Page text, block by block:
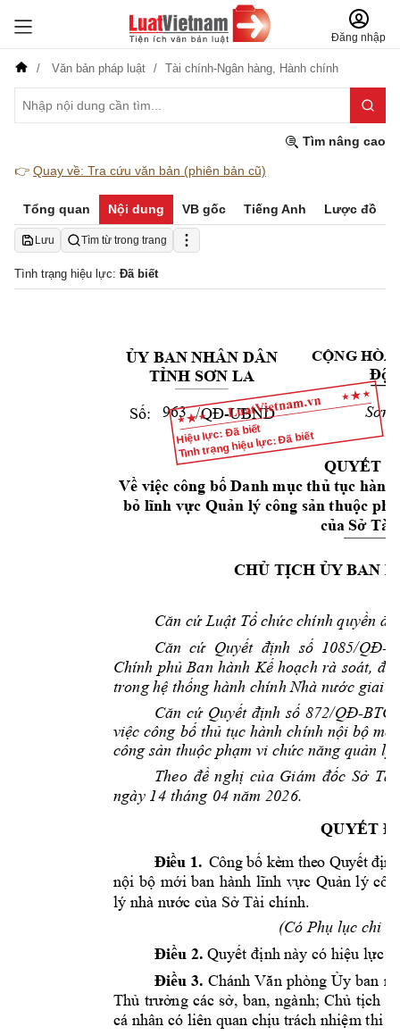
Đăng nhập
Văn bản pháp luật Tài chính-Ngân hàng, Hành chính
Tìm nâng cao
👉 Quay về: Tra cứu văn bản (phiên bản cũ)
Tổng quan Nội dung VB gốc Tiếng Anh Lược đồ
Lưu Tìm từ trong trang
Tình trạng hiệu lực: Đã biết
Hiệu lực: Đã biết
Tình trạng hiệu lực: Đã biết
ỦY BAN NHÂN DÂN
TỈNH SƠN LA
Số: /QĐ-UBND
CỘNG HÒA
Độc
Sơn
QUYẾT
Về việc công bố Danh mục thủ tục
bỏ lĩnh vực Quản lý công sản thuộc
của Sở Tài
CHỦ TỊCH ỦY BAN
Căn cứ Luật Tổ chức chính quyền
Căn cứ Quyết định số 1085/QĐ-
Chính phủ Ban hành Kế hoạch rà soát,
trong hệ thống hành chính Nhà nước giai
Căn cứ Quyết định số 872/QĐ-BTC
việc công bố thủ tục hành chính nội bộ mới
công sản thuộc phạm vi chức năng quản lý
Theo đề nghị của Giám đốc Sở Tà
ngày 14 tháng 04 năm 2026.
QUYẾT Đ
Điều 1. Công bố kèm theo Quyết địn
nội bộ mới ban hành lĩnh vực Quản lý
lý nhà nước của Sở Tài chính.
(Có Phụ lục chi
Điều 2. Quyết định này có hiệu lực
Điều 3. Chánh Văn phòng Ủy ban
Thủ trưởng các sở, ban, ngành; Chủ tịch
cá nhân có liên quan chịu trách nhiệm thi
963